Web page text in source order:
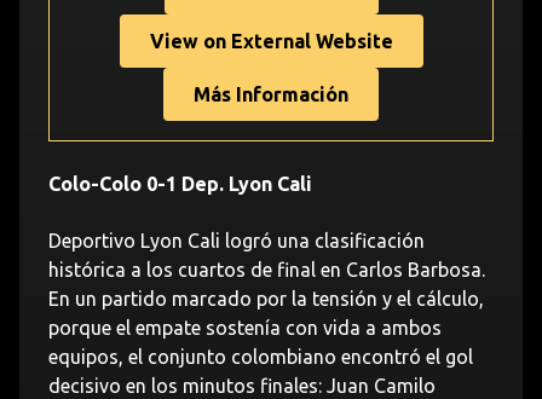
View on External Website
Más Información
Colo-Colo 0-1 Dep. Lyon Cali
Deportivo Lyon Cali logró una clasificación
histórica a los cuartos de final en Carlos Barbosa.
En un partido marcado por la tensión y el cálculo,
porque el empate sostenía con vida a ambos
equipos, el conjunto colombiano encontró el gol
decisivo en los minutos finales: Juan Camilo